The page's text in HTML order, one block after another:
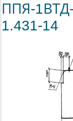
ППЯ-
1.431-14